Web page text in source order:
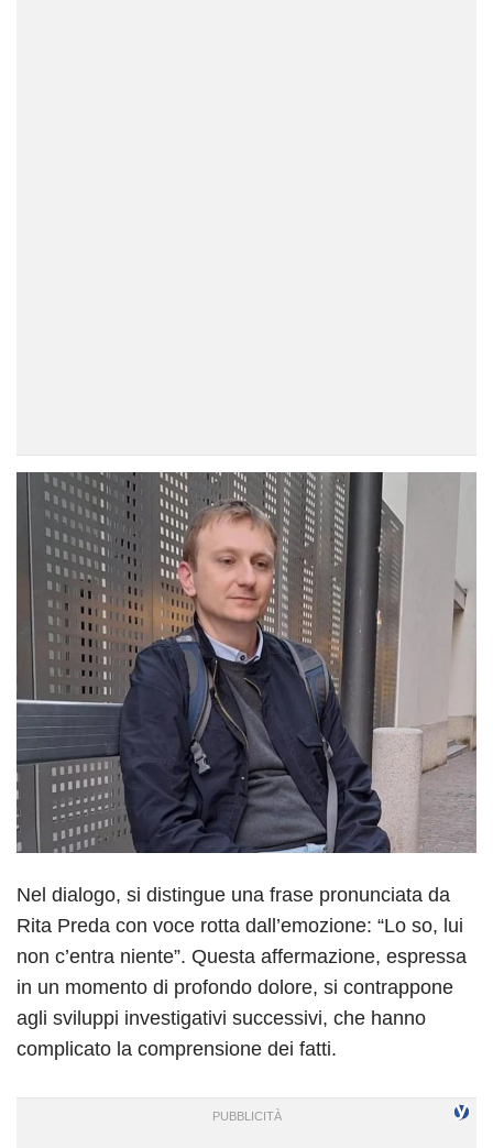
Nel dialogo, si distingue una frase pronunciata da
Rita Preda con voce rotta dall’emozione: “Lo so, lui
non c’entra niente”. Questa affermazione, espressa
in un momento di profondo dolore, si contrappone
agli sviluppi investigativi successivi, che hanno
complicato la comprensione dei fatti.